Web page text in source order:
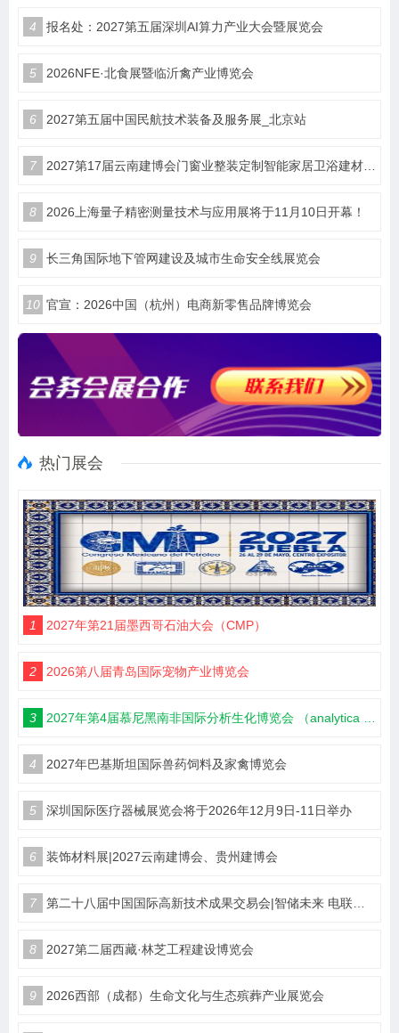
4 报名处：2027第五届深圳AI算力产业大会暨展览会
5 2026NFE·北食展暨临沂禽产业博览会
6 2027第五届中国民航技术装备及服务展_北京站
7 2027第17届云南建博会门窗业整装定制智能家居卫浴建材展会
8 2026上海量子精密测量技术与应用展将于11月10日开幕！
9 长三角国际地下管网建设及城市生命安全线展览会
10 官宣：2026中国（杭州）电商新零售品牌博览会
热门展会
1 2027年第21届墨西哥石油大会（CMP）
2 2026第八届青岛国际宠物产业博览会
3 2027年第4届慕尼黑南非国际分析生化博览会 （analytica Lab Africa 2027）
4 2027年巴基斯坦国际兽药饲料及家禽博览会
5 深圳国际医疗器械展览会将于2026年12月9日-11日举办
6 装饰材料展|2027云南建博会、贵州建博会
7 第二十八届中国国际高新技术成果交易会|智储未来 电联高交
8 2027第二届西藏·林芝工程建设博览会
9 2026西部（成都）生命文化与生态殡葬产业展览会